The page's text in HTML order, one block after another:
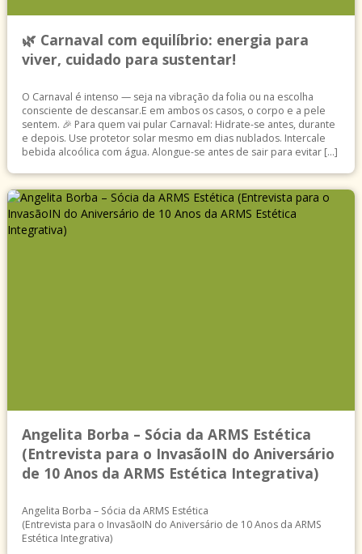
🌿 Carnaval com equilíbrio: energia para
viver, cuidado para sustentar!
O Carnaval é intenso — seja na vibração da folia ou na escolha
consciente de descansar.E em ambos os casos, o corpo e a pele
sentem. 🎉 Para quem vai pular Carnaval: Hidrate-se antes, durante
e depois. Use protetor solar mesmo em dias nublados. Intercale
bebida alcoólica com água. Alongue-se antes de sair para evitar […]
Angelita Borba – Sócia da ARMS Estética
(Entrevista para o InvasãoIN do Aniversário
de 10 Anos da ARMS Estética Integrativa)
Angelita Borba – Sócia da ARMS Estética
(Entrevista para o InvasãoIN do Aniversário de 10 Anos da ARMS
Estética Integrativa)